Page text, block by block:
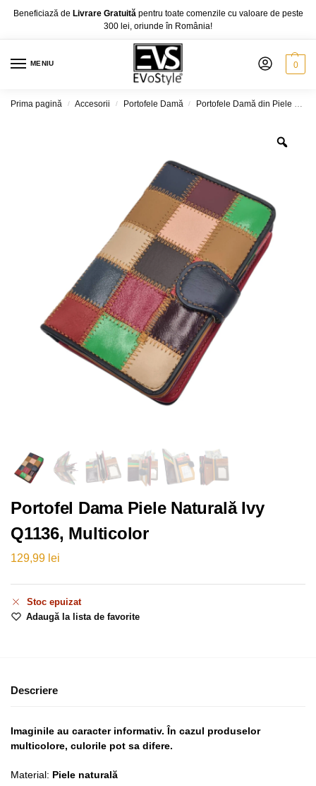
Beneficiază de Livrare Gratuită pentru toate comenzile cu valoare de peste
300 lei, oriunde în România!
MENIU 0
Prima pagină / Accesorii / Portofele Damă / Portofele Damă din Piele Naturală
Portofel Dama Piele Naturală Ivy
Q1136, Multicolor
129,99 lei
Stoc epuizat
Adaugă la lista de favorite
Descriere
Imaginile au caracter informativ. În cazul produselor
multicolore, culorile pot sa difere.
Material: Piele naturală